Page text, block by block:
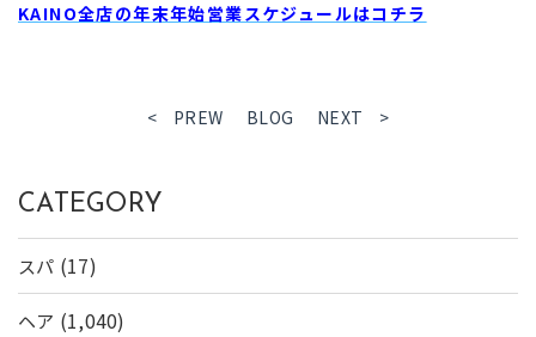
KAINO全店の年末年始営業スケジュールはコチラ
< PREW BLOG NEXT >
CATEGORY
スパ (17)
ヘア (1,040)